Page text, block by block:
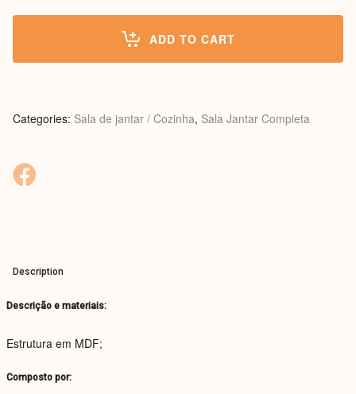
ADD TO CART
Categories: Sala de jantar / Cozinha, Sala Jantar Completa
Description
Descrição e materiais:
Estrutura em MDF;
Composto por: